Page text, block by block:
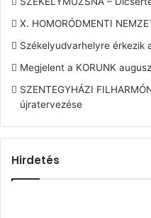
X. HOMORÓDMENTI
Székelyudvarhelyre érkezik
Megjelent a KORUNK
SZENTEGYHÁZI
újratervezése
Hirdetés